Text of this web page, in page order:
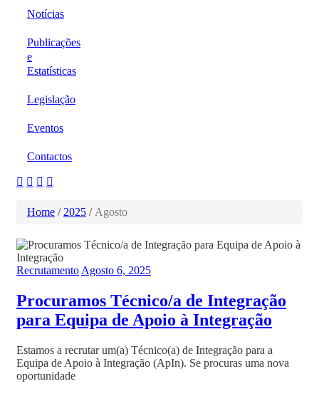
Notícias
Publicações
e
Estatísticas
Legislação
Eventos
Contactos
Home / 2025 / Agosto
Recrutamento Agosto 6, 2025
Procuramos Técnico/a de Integração
para Equipa de Apoio à Integração
Estamos a recrutar um(a) Técnico(a) de Integração para a
Equipa de Apoio à Integração (ApIn). Se procuras uma nova
oportunidade